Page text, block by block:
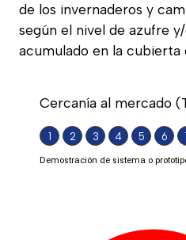
de los invernaderos y
según el nivel de azufre
acumulado en la cubierta
Cercanía al mercado
1 2 3 4 5 6
Demostración de sistema o